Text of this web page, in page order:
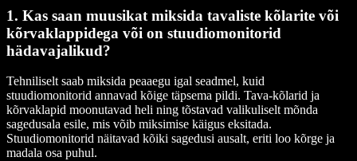
1. Kas saan muusikat miksida tavaliste kõlarite või
kõrvaklappidega või on stuudiomonitorid
hädavajalikud?
Tehniliselt saab miksida peaaegu igal seadmel, kuid
stuudiomonitorid annavad kõige täpsema pildi. Tava-kõlarid ja
kõrvaklapid moonutavad heli ning tõstavad valikuliselt mõnda
sagedusala esile, mis võib miksimise käigus eksitada.
Stuudiomonitorid näitavad kõiki sagedusi ausalt, eriti loo kõrge ja
madala osa puhul.